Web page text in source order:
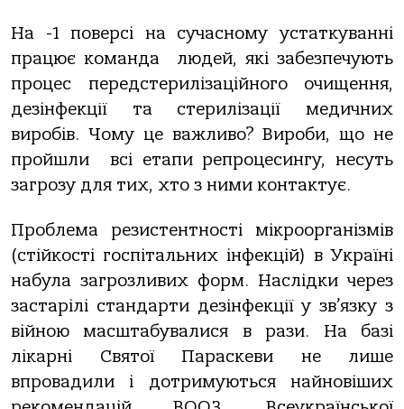
На -1 поверсі на сучасному устаткуванні
працює команда людей, які забезпечують
процес передстерилізаційного очищення,
дезінфекції та стерилізації медичних
виробів. Чому це важливо? Вироби, що не
пройшли всі етапи репроцесингу, несуть
загрозу для тих, хто з ними контактує.
Проблема резистентності мікроорганізмів
(стійкості госпітальних інфекцій) в Україні
набула загрозливих форм. Наслідки через
застарілі стандарти дезінфекції у зв’язку з
війною масштабувалися в рази. На базі
лікарні Святої Параскеви не лише
впровадили і дотримуються найновіших